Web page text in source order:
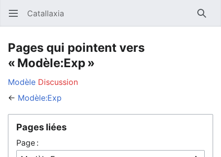
Ouvrir le menu principal Catallaxia
Pages qui pointent vers
« Modèle:Exp »
Modèle Discussion
← Modèle:Exp
Pages liées
Page :